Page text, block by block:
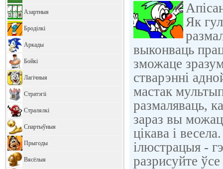
Азартныя
Броділкі
Аркады
Бойкі
Лагічныя
Стратэгіі
Стралялкі
Спартыўныя
Прыгоды
Вясёлыя
Як
выконваць
зможаце
стварэнні
мастак
размаляваць,
зараз вы
цікава і
ілюстрацыя -
разрисуйте